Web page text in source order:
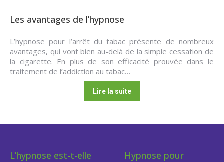
Les avantages de l’hypnose
L’hypnose pour l’arrêt du tabac présente de nombreux
avantages, qui vont bien au-delà de la simple cessation de
la cigarette. En plus de son efficacité prouvée dans le
traitement de l’addiction au tabac…
Lire la suite
L’hypnose est-t-elle
Hypnose pour